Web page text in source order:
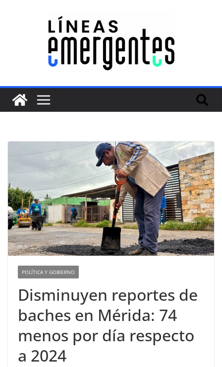
POLÍTICA Y GOBIERNO
Disminuyen reportes de
baches en Mérida: 74
menos por día respecto
a 2024